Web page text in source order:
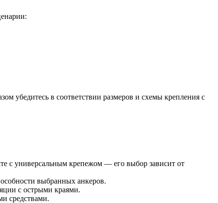
убедитесь в соответствии размеров и схемы крепления с
с универсальным крепежом — его выбор зависит от
выбранных анкеров.
с острыми краями.
средствами.